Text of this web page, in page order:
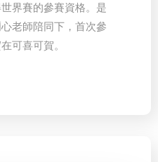
界賽的參賽資格。是
老師陪同下，首次參
可喜可賀。